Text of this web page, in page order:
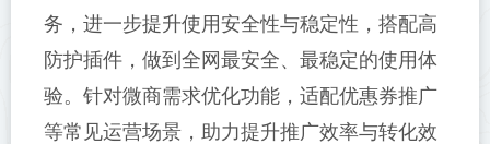
务，进一步提升使用安全性与稳定性，搭配高
防护插件，做到全网最安全、最稳定的使用体
验。针对微商需求优化功能，适配优惠券推广
等常见运营场景，助力提升推广效率与转化效